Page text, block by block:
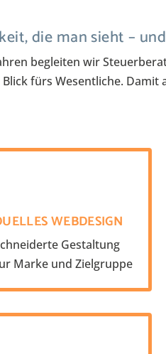
die man sieht –
begleiten wir
fürs Wesentliche. Damit
WEBDESIGN
Gestaltung
Marke und Zielgruppe